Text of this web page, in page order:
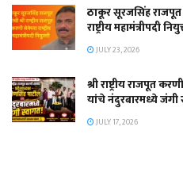
ठाकूर सूरजसिंह राजपूत
राष्ट्रीय महामंत्रीपदी
JULY 23, 2026
श्री राष्ट्रीय राजपूत
यांचे नंदुरबारमध्ये
JULY 17, 2026